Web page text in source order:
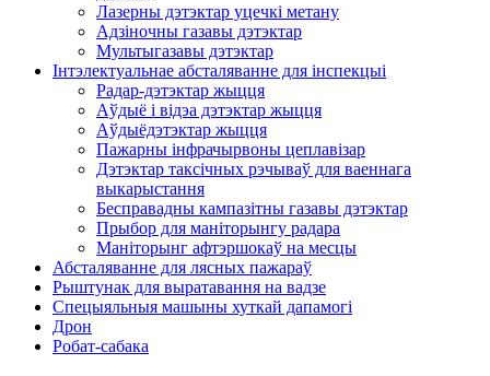
Лазерны дэтэктар уцечкі метану
Адзіночны газавы дэтэктар
Мультыгазавы дэтэктар
Інтэлектуальнае абсталяванне для інспекцыі
Радар-дэтэктар жыцця
Аўдыё і відэа дэтэктар жыцця
Аўдыёдэтэктар жыцця
Пажарны інфрачырвоны цеплавізар
Дэтэктар таксічных рэчываў для ваеннага
выкарыстання
Бесправадны кампазітны газавы дэтэктар
Прыбор для маніторынгу радара
Маніторынг афтэршокаў на месцы
Абсталяванне для лясных пажараў
Рыштунак для выратавання на вадзе
Спецыяльныя машыны хуткай дапамогі
Дрон
Робат-сабака